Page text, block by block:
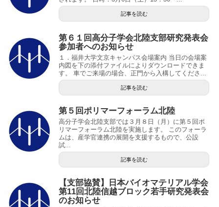
記事を読む
第６１回高分子学会北陸支部研究発表会
参加者へのお知らせ
１．福井大学文京キャンパス会場案内 当日の会場案
内図を下の添付ファイルによりダウンロードできま
す。 車でご来場の場合、正門から入構してくださ...
記事を読む
第５回ポリマーフォーラム北陸
高分子学会北陸支部では３月８日（月）に第５回ポ
リマーフォーラム北陸を実施します。 このフォーラ
ムは、産学官連携の展開を支援するもので、公設
試...
記事を読む
【支部協賛】日本バイオマテリアル学会
第11回北陸信越ブロック若手研究発表会
のお知らせ